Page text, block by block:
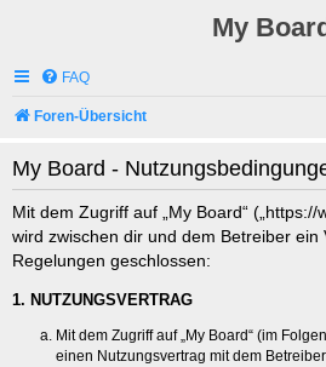
My
FAQ
Foren-Übersicht
My Board -
Mit dem Zugriff auf „My Board“ („https://
wird zwischen dir und dem Betreiber ein
Regelungen geschlossen:
1. NUTZUNGSVERTRAG
Mit dem Zugriff auf „My Board“ (im
einen Nutzungsvertrag mit dem